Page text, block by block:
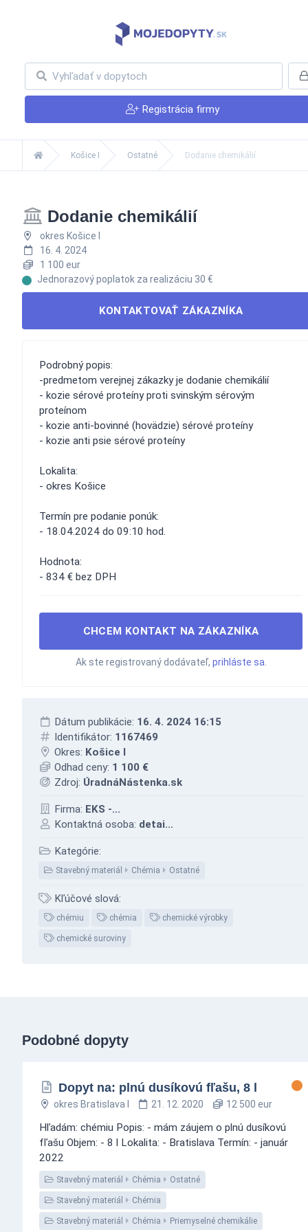
Registrácia firmy
Košice I Ostatné Dodanie chemikálií
Dodanie chemikálií
okres Košice I
16. 4. 2024
1 100 eur
Jednorazový poplatok za realizáciu 30 €
KONTAKTOVAŤ ZÁKAZNÍKA
Podrobný popis:
-predmetom verejnej zákazky je dodanie chemikálií
- kozie sérové proteíny proti svinským sérovým
proteínom
- kozie anti-bovinné (hovädzie) sérové proteíny
- kozie anti psie sérové proteíny
Lokalita:
- okres Košice
Termín pre podanie ponúk:
- 18.04.2024 do 09:10 hod.
Hodnota:
- 834 € bez DPH
CHCEM KONTAKT NA ZÁKAZNÍKA
Ak ste registrovaný dodávateľ, prihláste sa
Dátum publikácie: 16. 4. 2024 16:15
Identifikátor: 1167469
Okres: Košice I
Odhad ceny: 1 100 €
Zdroj: ÚradnáNástenka.sk
Firma: EKS -...
Kontaktná osoba: detai...
Kategórie:
Stavebný materiál Chémia Ostatné
Kľúčové slová:
chémiu chémia chemické výrobky
chemické suroviny
Podobné dopyty
Dopyt na: plnú dusíkovú fľašu, 8 l
okres Bratislava I 21. 12. 2020 12 500 eur
Hľadám: chémiu Popis: - mám záujem o plnú dusíkovú
fľašu Objem: - 8 l Lokalita: - Bratislava Termín: - január
2022
Stavebný materiál Chémia Ostatné
Stavebný materiál Chémia
Stavebný materiál Chémia Priemyselné chemikálie